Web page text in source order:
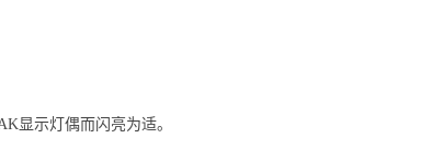
显示灯偶而闪亮为适。